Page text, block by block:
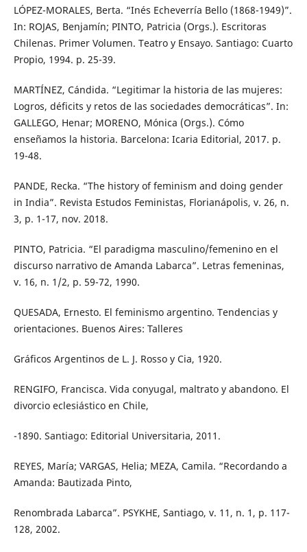
LÓPEZ-MORALES, Berta. “Inés Echeverría Bello (1868-1949)”.
In: ROJAS, Benjamín; PINTO, Patricia (Orgs.). Escritoras
Chilenas. Primer Volumen. Teatro y Ensayo. Santiago: Cuarto
Propio, 1994. p. 25-39.
MARTÍNEZ, Cándida. “Legitimar la historia de las mujeres:
Logros, déficits y retos de las sociedades democráticas”. In:
GALLEGO, Henar; MORENO, Mónica (Orgs.). Cómo
enseñamos la historia. Barcelona: Icaria Editorial, 2017. p.
19-48.
PANDE, Recka. “The history of feminism and doing gender
in India”. Revista Estudos Feministas, Florianápolis, v. 26, n.
3, p. 1-17, nov. 2018.
PINTO, Patricia. “El paradigma masculino/femenino en el
discurso narrativo de Amanda Labarca”. Letras femeninas,
v. 16, n. 1/2, p. 59-72, 1990.
QUESADA, Ernesto. El feminismo argentino. Tendencias y
orientaciones. Buenos Aires: Talleres
Gráficos Argentinos de L. J. Rosso y Cia, 1920.
RENGIFO, Francisca. Vida conyugal, maltrato y abandono. El
divorcio eclesiástico en Chile,
-1890. Santiago: Editorial Universitaria, 2011.
REYES, María; VARGAS, Helia; MEZA, Camila. “Recordando a
Amanda: Bautizada Pinto,
Renombrada Labarca”. PSYKHE, Santiago, v. 11, n. 1, p. 117-
128, 2002.